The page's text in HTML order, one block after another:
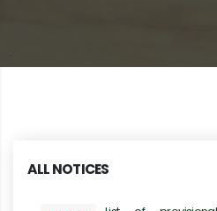
ALL NOTICES